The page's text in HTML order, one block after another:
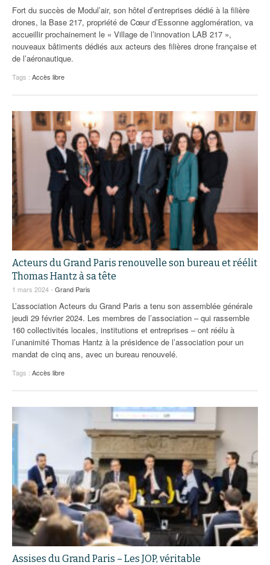
Fort du succès de Modul’air, son hôtel d’entreprises dédié à la filière
drones, la Base 217, propriété de Cœur d’Essonne agglomération, va
accueillir prochainement le « Village de l’innovation LAB 217 »,
nouveaux bâtiments dédiés aux acteurs des filières drone française et
de l’aéronautique.
Tags : Accès libre
Acteurs du Grand Paris renouvelle son bureau et réélit
Thomas Hantz à sa tête
1 mars 2024 - Grand Paris
L’association Acteurs du Grand Paris a tenu son assemblée générale
jeudi 29 février 2024. Les membres de l’association – qui rassemble
160 collectivités locales, institutions et entreprises – ont réélu à
l’unanimité Thomas Hantz à la présidence de l’association pour un
mandat de cinq ans, avec un bureau renouvelé.
Tags : Accès libre
Assises du Grand Paris – Les JOP, véritable